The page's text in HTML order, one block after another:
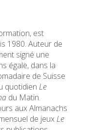
est
1980. Auteur de
signé une
égale, dans la
de Suisse
quotidien Le
du Matin.
aux Almanachs
de jeuxLe